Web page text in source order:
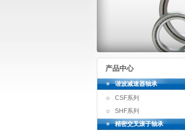
产品中心
谐波减速器轴承
CSF系列
SHF系列
精密交叉滚子轴承